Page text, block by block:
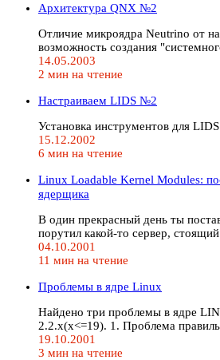
Архитектура QNX №2
Отличие микроядра Neutrino от
возможность создания
14.05.2003
2 мин на чтение
Настраиваем LIDS №2
Установка инструментов для LIDS
15.12.2002
6 мин на чтение
Linux Loadable Kernel Modules:
ядерщика
В один прекрасный день ты
порутил какой-то сервер,
04.10.2001
11 мин на чтение
Проблемы в ядре Linux
Найдено три проблемы в ядре
2.2.х(х<=19). 1. Проблема
19.10.2001
3 мин на чтение